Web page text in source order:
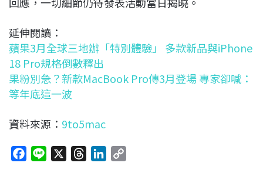
延伸閱讀：
蘋果3月全球三地辦「特別體驗」 多款新品與iPhone
18 Pro規格倒數釋出
果粉別急？新款MacBook Pro傳3月登場 專家卻喊：
等年底這一波
資料來源： 9to5mac